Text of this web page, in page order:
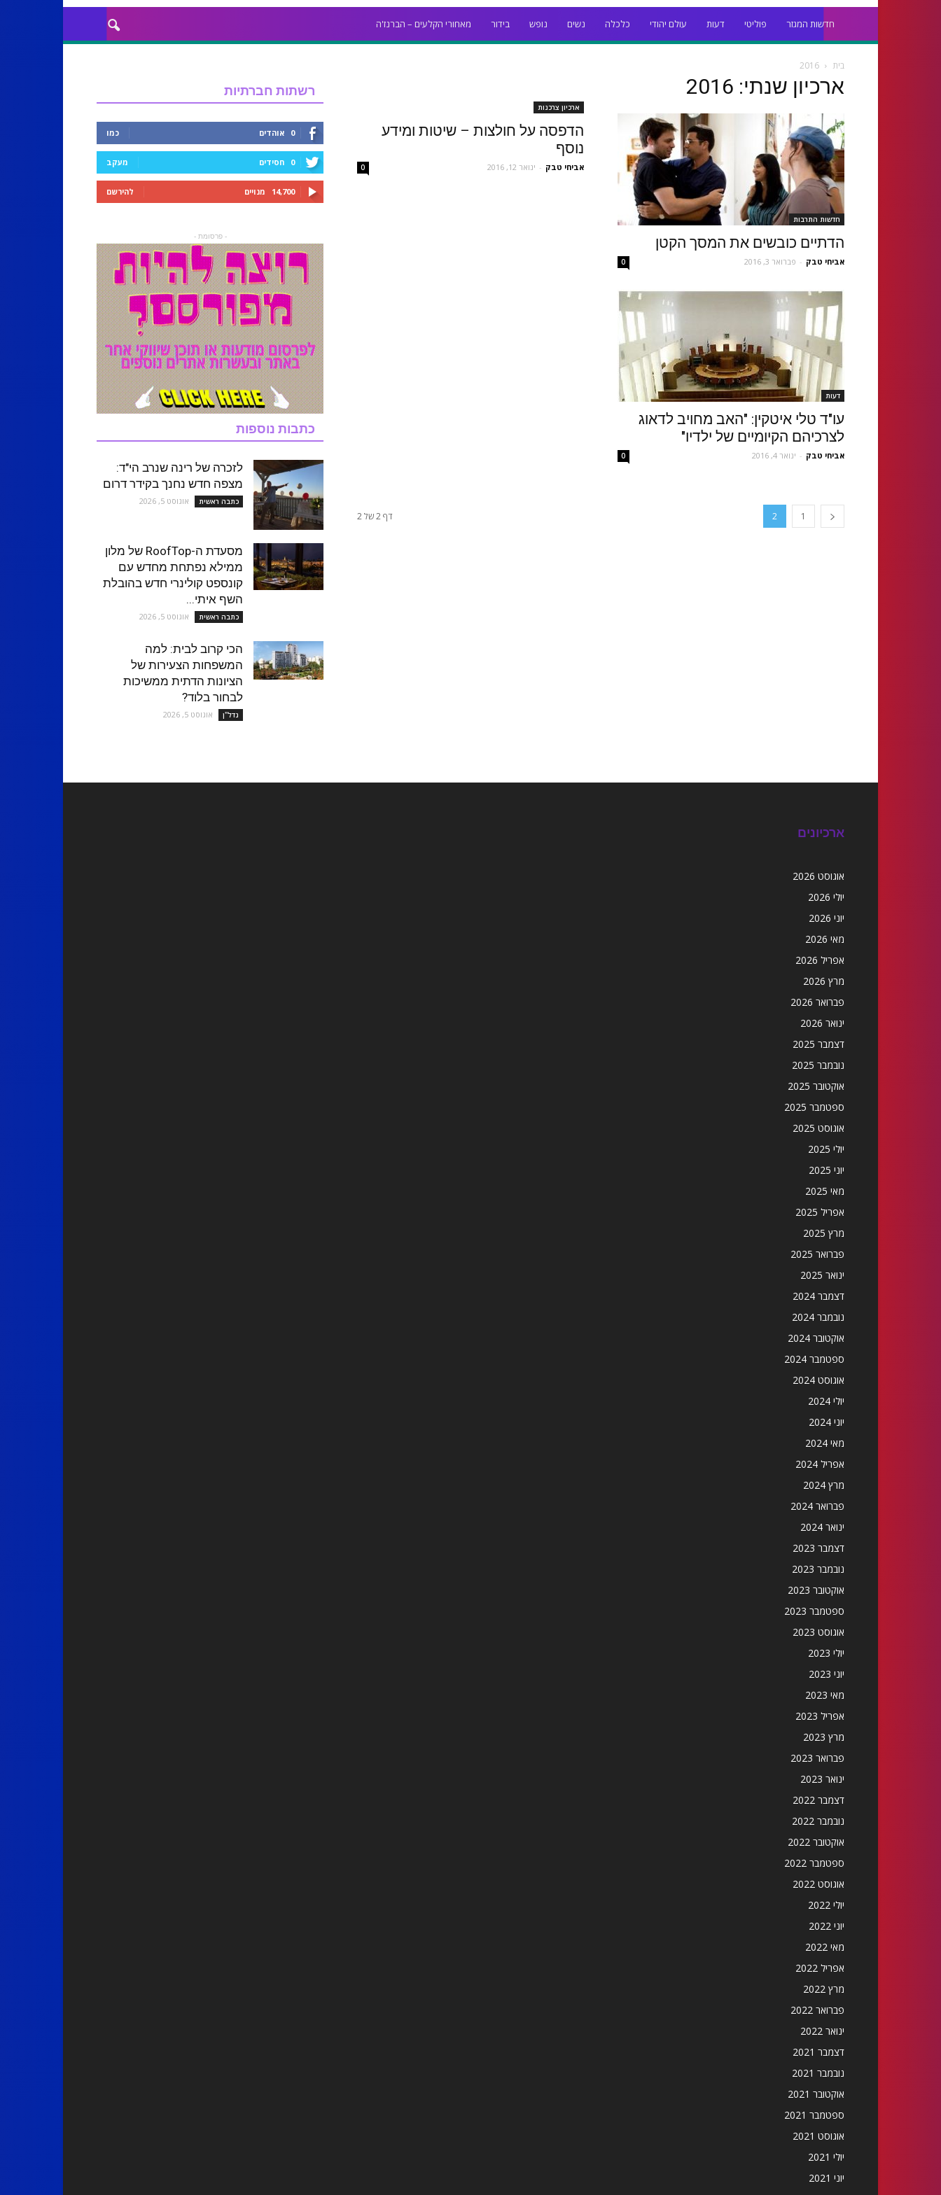
חדשות המגזר פוליטי דעות עולם יהודי כלכלה נשים נופש בידור מאחורי הקלעים – הברנז'ה
בית 2016
ארכיון שנתי: 2016
חדשות התרבות
הדתיים כובשים את המסך הקטן
אביחי טבק - פברואר 3, 2016 0
ארכיון צרכנות
הדפסה על חולצות – שיטות ומידע
נוסף
אביחי טבק - ינואר 12, 2016 0
דעות
עו"ד טלי איטקין: "האב מחויב לדאוג
לצרכיהם הקיומיים של ילדיו"
אביחי טבק - ינואר 4, 2016 0
1
2 דף 2 של 2
רשתות חברתיות
0 אוהדים כמו
0 חסידים מעקב
14,700 מנויים להירשם
- פרסומת -
כתבות נוספות
לזכרה של רינה שנרב הי"ד:
מצפה חדש נחנך בקידר דרום
כתבה ראשית אוגוסט 5, 2026
מסעדת ה-RoofTop של מלון
ממילא נפתחת מחדש עם
קונספט קולינרי חדש בהובלת
השף איתי...
כתבה ראשית אוגוסט 5, 2026
הכי קרוב לבית: למה
המשפחות הצעירות של
הציונות הדתית ממשיכות
לבחור בלוד?
נדל''ן אוגוסט 5, 2026
ארכיונים
אוגוסט 2026
יולי 2026
יוני 2026
מאי 2026
אפריל 2026
מרץ 2026
פברואר 2026
ינואר 2026
דצמבר 2025
נובמבר 2025
אוקטובר 2025
ספטמבר 2025
אוגוסט 2025
יולי 2025
יוני 2025
מאי 2025
אפריל 2025
מרץ 2025
פברואר 2025
ינואר 2025
דצמבר 2024
נובמבר 2024
אוקטובר 2024
ספטמבר 2024
אוגוסט 2024
יולי 2024
יוני 2024
מאי 2024
אפריל 2024
מרץ 2024
פברואר 2024
ינואר 2024
דצמבר 2023
נובמבר 2023
אוקטובר 2023
ספטמבר 2023
אוגוסט 2023
יולי 2023
יוני 2023
מאי 2023
אפריל 2023
מרץ 2023
פברואר 2023
ינואר 2023
דצמבר 2022
נובמבר 2022
אוקטובר 2022
ספטמבר 2022
אוגוסט 2022
יולי 2022
יוני 2022
מאי 2022
אפריל 2022
מרץ 2022
פברואר 2022
ינואר 2022
דצמבר 2021
נובמבר 2021
אוקטובר 2021
ספטמבר 2021
אוגוסט 2021
יולי 2021
יוני 2021